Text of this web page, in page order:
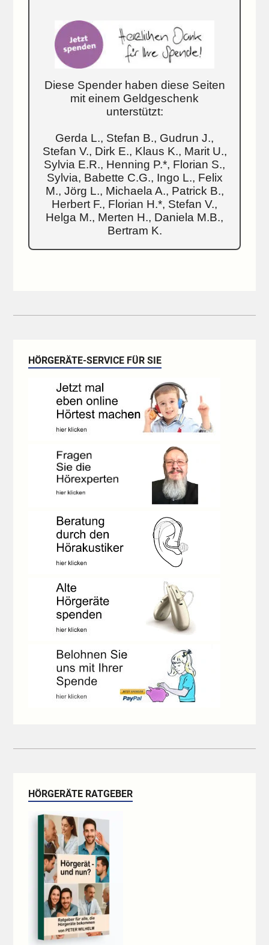
Diese Spender haben diese Seiten
mit einem Geldgeschenk
unterstützt:
Gerda L., Stefan B., Gudrun J.,
Stefan V., Dirk E., Klaus K., Marit U.,
Sylvia E.R., Henning P.*, Florian S.,
Sylvia, Babette C.G., Ingo L., Felix
M., Jörg L., Michaela A., Patrick B.,
Herbert F., Florian H.*, Stefan V.,
Helga M., Merten H., Daniela M.B.,
Bertram K.
HÖRGERÄTE-SERVICE FÜR SIE
HÖRGERÄTE RATGEBER